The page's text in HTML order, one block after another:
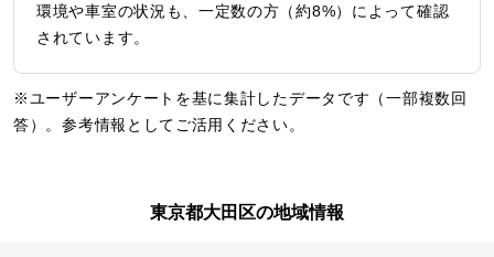
環境や車室の状況も、一定数の方（約8%）によって確認
されています。
※ユーザーアンケートを基に集計したデータです（一部複数回
答）。参考情報としてご活用ください。
東京都大田区の地域情報